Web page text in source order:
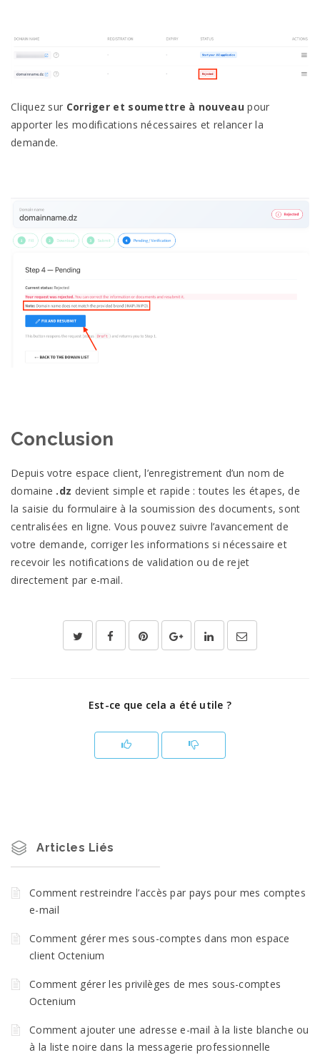
Cliquez sur Corriger et soumettre à nouveaupour
apporter les modifications nécessaires et relancer la
demande.
Conclusion
Depuis votre espace client, l’enregistrement d’un nom de
domaine .dz devient simple et rapide : toutes les étapes, de
la saisie du formulaire à la soumission des documents, sont
centralisées en ligne. Vous pouvez suivre l’avancement de
votre demande, corriger les informations si nécessaire et
recevoir les notifications de validation ou de rejet
directement par e-mail.
Est-ce que cela a été utile ?
Articles Liés
Comment restreindre l’accès par pays pour mes comptes
e-mail
Comment gérer mes sous-comptes dans mon espace
client Octenium
Comment gérer les privilèges de mes sous-comptes
Octenium
Comment ajouter une adresse e-mail à la liste blanche ou
à la liste noire dans la messagerie professionnelle